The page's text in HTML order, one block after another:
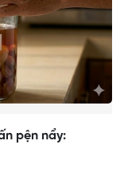
pện nẩy: